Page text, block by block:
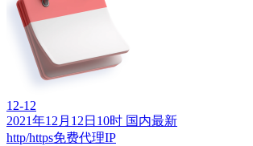
12-12
2021年12月12日10时 国内最新
http/https免费代理IP